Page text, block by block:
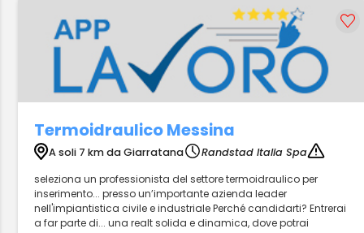
Termoidraulico Messina
A soli 7 km da Giarratana
Randstad Italia Spa
seleziona un professionista del settore termoidraulico per
inserimento... presso un’importante azienda leader
nell'impiantistica civile e industriale Perché candidarti? Entrerai
a far parte di... una realt solida e dinamica, dove potrai